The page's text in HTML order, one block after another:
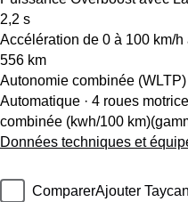
2,2 s
Accélération de 0 à 100 km/h
556 km
Autonomie combinée (WLTP)
Automatique · 4 roues
combinée (kwh/100
Données techniques et
ComparerAjouter